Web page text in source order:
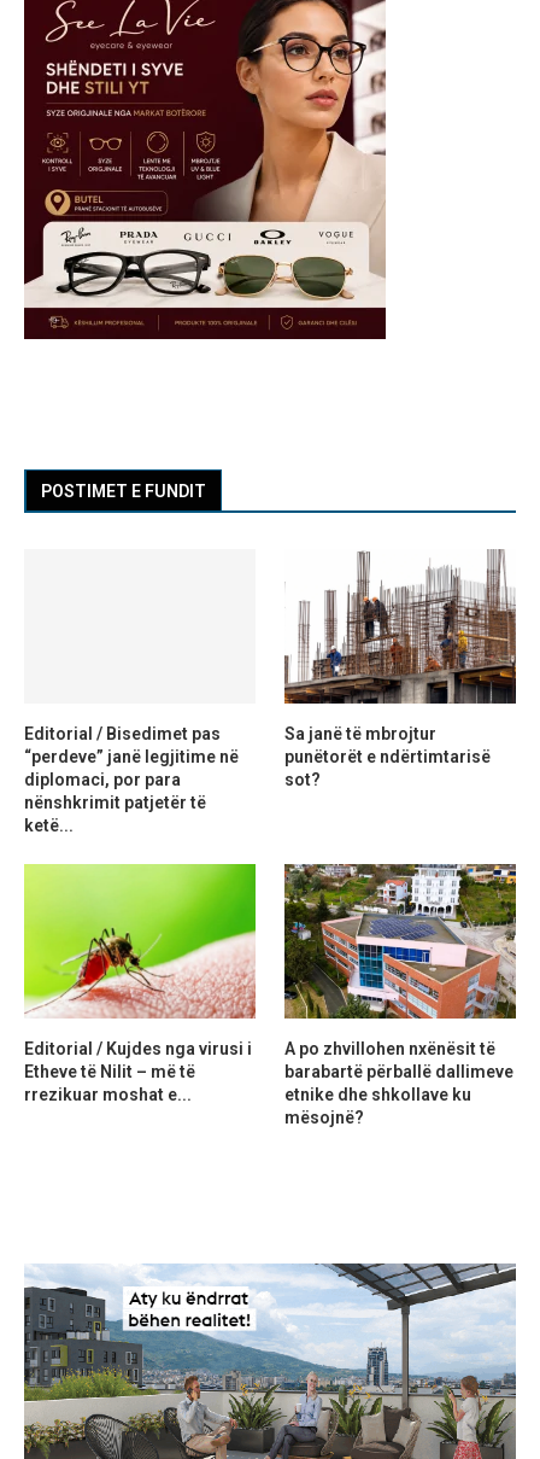
POSTIMET E FUNDIT
Editorial / Bisedimet pas
“perdeve” janë legjitime në
diplomaci, por para
nënshkrimit patjetër të
ketë...
Sa janë të mbrojtur
punëtorët e ndërtimtarisë
sot?
Editorial / Kujdes nga virusi i
Etheve të Nilit – më të
rrezikuar moshat e...
A po zhvillohen nxënësit të
barabartë përballë dallimeve
etnike dhe shkollave ku
mësojnë?